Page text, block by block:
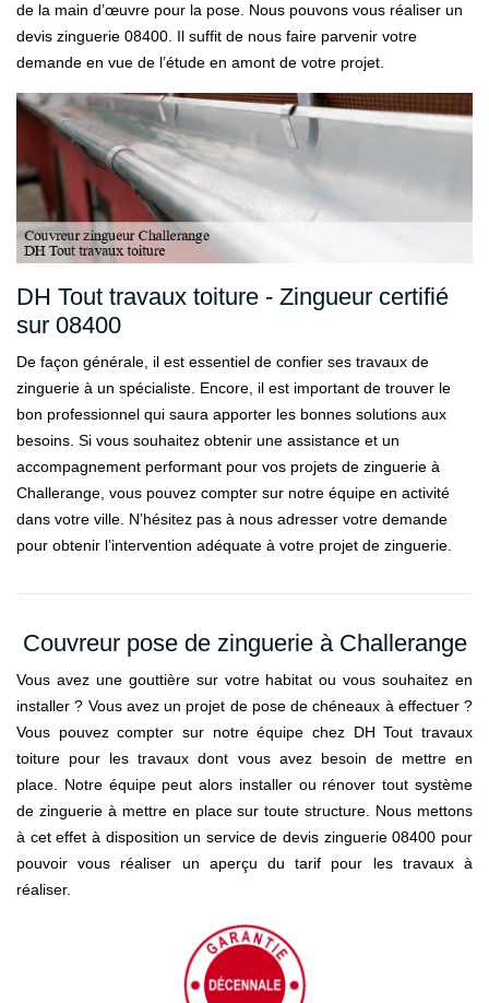
de la main d’œuvre pour la pose. Nous pouvons vous réaliser un
devis zinguerie 08400. Il suffit de nous faire parvenir votre
demande en vue de l’étude en amont de votre projet.
DH Tout travaux toiture - Zingueur certifié
sur 08400
De façon générale, il est essentiel de confier ses travaux de
zinguerie à un spécialiste. Encore, il est important de trouver le
bon professionnel qui saura apporter les bonnes solutions aux
besoins. Si vous souhaitez obtenir une assistance et un
accompagnement performant pour vos projets de zinguerie à
Challerange, vous pouvez compter sur notre équipe en activité
dans votre ville. N’hésitez pas à nous adresser votre demande
pour obtenir l’intervention adéquate à votre projet de zinguerie.
Couvreur pose de zinguerie à Challerange
Vous avez une gouttière sur votre habitat ou vous souhaitez en
installer ? Vous avez un projet de pose de chéneaux à effectuer ?
Vous pouvez compter sur notre équipe chez DH Tout travaux
toiture pour les travaux dont vous avez besoin de mettre en
place. Notre équipe peut alors installer ou rénover tout système
de zinguerie à mettre en place sur toute structure. Nous mettons
à cet effet à disposition un service de devis zinguerie 08400 pour
pouvoir vous réaliser un aperçu du tarif pour les travaux à
réaliser.